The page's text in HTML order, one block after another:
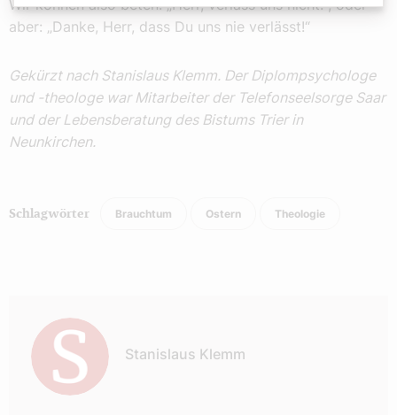
Wir können also beten: „Herr, verlass uns nicht!“, oder
aber: „Danke, Herr, dass Du uns nie verlässt!“
Gekürzt nach Stanislaus Klemm. Der Diplompsychologe
und -theologe war Mitarbeiter der Telefonseelsorge Saar
und der Lebensberatung des Bistums Trier in
Neunkirchen.
Schlagwörter Brauchtum Ostern Theologie
Stanislaus Klemm